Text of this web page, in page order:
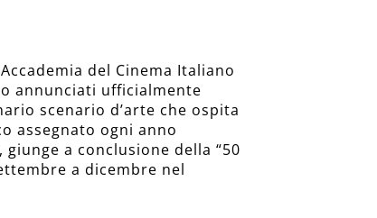
del Cinema Italiano
annunciati ufficialmente
scenario d’arte che ospita
assegnato ogni anno
a conclusione della “50
a dicembre nel